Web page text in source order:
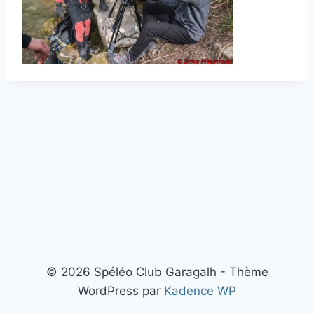
© 2026 Spéléo Club Garagalh - Thème
WordPress par Kadence WP